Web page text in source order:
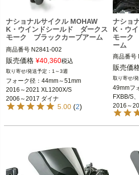
ナショナルサイクル MOHAW
K・ウインドシールド ダークス
モーク ブラックカーブアーム
商品番号 N2841-002
Hard Drive：562-2855B
49mmフォーク用
2016～2021 XL1200X/S
2006～2017 ダイナ※FXDFは不可
2013～2017 FXSB/SE
販売価格 ¥40,360税込
1～3週
フォーク径：44mm～51mm
2016～2021 XL1200X/S
2006～2017 ダイナ
2013～2017 FXSB/SE
5.00 (2)
ナショ
K・ウ
モーク
ーム
商品番号
Hard
49mmフ
2018以
2016～
2006～
2013～
2009～
national
販売価
49mmフ
FXBB/S
2016～
ダイナ,